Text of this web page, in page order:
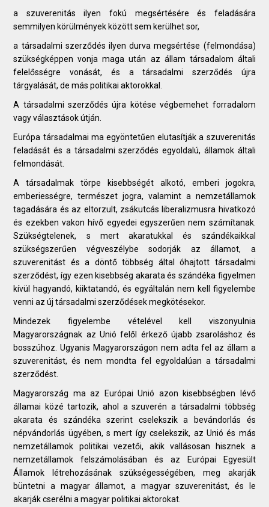
a szuverenitás ilyen fokú megsértésére és feladására
semmilyen körülmények között sem kerülhet sor,
a társadalmi szerződés ilyen durva megsértése (felmondása)
szükségképpen vonja maga után az állam társadalom általi
felelősségre vonását, és a társadalmi szerződés újra
tárgyalását, de más politikai aktorokkal.
A társadalmi szerződés újra kötése végbemehet forradalom
vagy választások útján.
Európa társadalmai ma egyöntetűen elutasítják a szuverenitás
feladását és a társadalmi szerződés egyoldalú, államok általi
felmondását.
A társadalmak törpe kisebbségét alkotó, emberi jogokra,
emberiességre, természet jogra, valamint a nemzetállamok
tagadására és az eltorzult, zsákutcás liberalizmusra hivatkozó
és ezekben vakon hívő egyedei egyszerűen nem számítanak.
Szükségtelenek, s mert akaratukkal és szándékaikkal
szükségszerűen végveszélybe sodorják az államot, a
szuverenitást és a döntő többség által óhajtott társadalmi
szerződést, így ezen kisebbség akarata és szándéka figyelmen
kívül hagyandó, kiiktatandó, és egyáltalán nem kell figyelembe
venni az új társadalmi szerződések megkötésekor.
Mindezek figyelembe vételével kell viszonyulnia
Magyarországnak az Unió felől érkező újabb zsaroláshoz és
bosszúhoz. Ugyanis Magyarországon nem adta fel az állam a
szuverenitást, és nem mondta fel egyoldalúan a társadalmi
szerződést.
Magyarország ma az Európai Unió azon kisebbségben lévő
államai közé tartozik, ahol a szuverén a társadalmi többség
akarata és szándéka szerint cselekszik a bevándorlás és
népvándorlás ügyében, s mert így cselekszik, az Unió és más
nemzetállamok politikai vezetői, akik vallásosan hisznek a
nemzetállamok felszámolásában és az Európai Egyesült
Államok létrehozásának szükségességében, meg akarják
büntetni a magyar államot, a magyar szuverenitást, és le
akarják cserélni a magyar politikai aktorokat.